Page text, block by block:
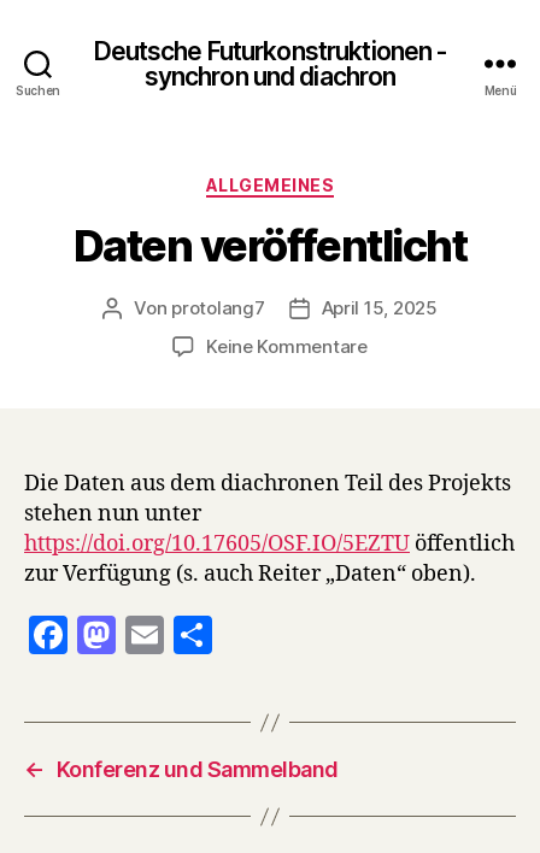
Suchen
Deutsche Futurkonstruktionen -
synchron und diachron
Menü
Kategorien
ALLGEMEINES
Daten veröffentlicht
Beitragsautor
Von protolang7 Veröffentlichungsdatum
April 15, 2025
Keine Kommentarezu
Die Daten aus dem diachronen Teil des Projekts
stehen nun unter
https://doi.org/10.17605/OSF.IO/5EZTU öffentlich
zur Verfügung (s. auch Reiter „Daten“ oben).
F
c
e
b
o
M
to
o
n
E
ai le
n
← Konferenz und Sammelband